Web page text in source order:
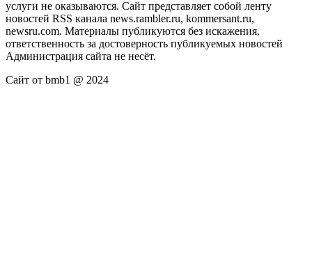
услуги не оказываются. Сайт представляет собой ленту
новостей RSS канала news.rambler.ru, kommersant.ru,
newsru.com. Материалы публикуются без искажения,
ответственность за достоверность публикуемых новостей
Администрация сайта не несёт.
Сайт от bmb1 @ 2024